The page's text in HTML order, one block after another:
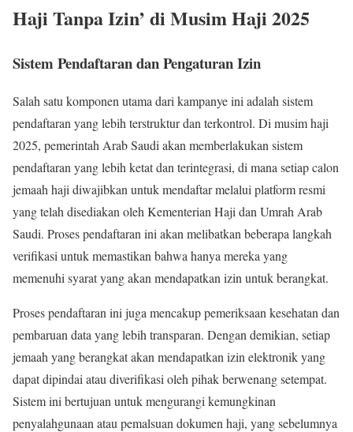
Haji Tanpa Izin’ di Musim Haji 2025
Sistem Pendaftaran dan Pengaturan Izin
Salah satu komponen utama dari kampanye ini adalah sistem
pendaftaran yang lebih terstruktur dan terkontrol. Di musim haji
2025, pemerintah Arab Saudi akan memberlakukan sistem
pendaftaran yang lebih ketat dan terintegrasi, di mana setiap calon
jemaah haji diwajibkan untuk mendaftar melalui platform resmi
yang telah disediakan oleh Kementerian Haji dan Umrah Arab
Saudi. Proses pendaftaran ini akan melibatkan beberapa langkah
verifikasi untuk memastikan bahwa hanya mereka yang
memenuhi syarat yang akan mendapatkan izin untuk berangkat.
Proses pendaftaran ini juga mencakup pemeriksaan kesehatan dan
pembaruan data yang lebih transparan. Dengan demikian, setiap
jemaah yang berangkat akan mendapatkan izin elektronik yang
dapat dipindai atau diverifikasi oleh pihak berwenang setempat.
Sistem ini bertujuan untuk mengurangi kemungkinan
penyalahgunaan atau pemalsuan dokumen haji, yang sebelumnya